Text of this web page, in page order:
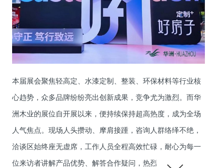
本届展会聚焦轻高定、水漆定制、整装、环保材料等行业核
心趋势，众多品牌纷纷亮出创新成果，竞争尤为激烈。而华
洲木业的展位自开展以来，便持续保持超高热度，成为全场
人气焦点。现场人头攒动、摩肩接踵，咨询人群络绎不绝，
洽谈区始终座无虚席，工作人员全程高效忙碌，耐心为每一
位来访者讲解产品优势、解答合作疑问，热烈而有序的氛